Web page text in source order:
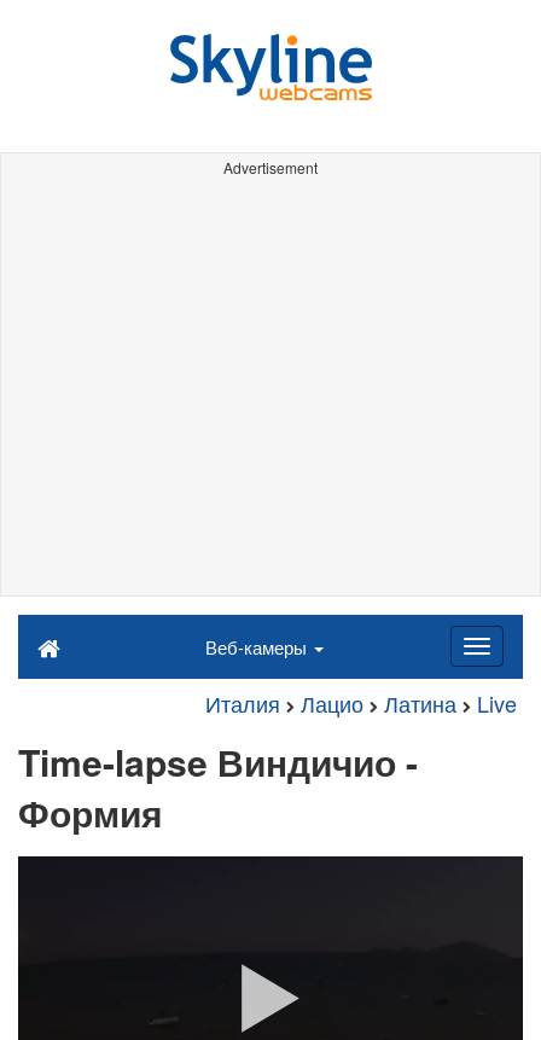
Advertisement
Веб-камеры
Италия Лацио Латина Live
Time-lapse Виндичио -
Формия